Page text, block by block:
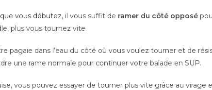
vous débutez, il vous suffit de ramer du côté opposé
plus vous tournez vite.
pagaie dans l’eau du côté où vous voulez tourner et de
une rame normale pour continuer votre balade en SUP.
vous pouvez essayer de tourner plus vite grâce au virage